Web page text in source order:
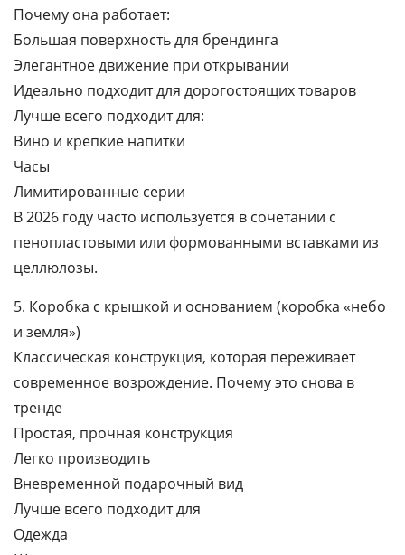
Почему она работает:
Большая поверхность для брендинга
Элегантное движение при открывании
Идеально подходит для дорогостоящих товаров
Лучше всего подходит для:
Вино и крепкие напитки
Часы
Лимитированные серии
В 2026 году часто используется в сочетании с
пенопластовыми или формованными вставками из
целлюлозы.
5. Коробка с крышкой и основанием (коробка «небо
и земля»)
Классическая конструкция, которая переживает
современное возрождение. Почему это снова в
тренде
Простая, прочная конструкция
Легко производить
Вневременной подарочный вид
Лучше всего подходит для
Одежда